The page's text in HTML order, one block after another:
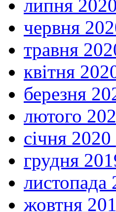
липня
червня
травня
квітня
березня
лютого
січня
грудня
листопада
жовтня